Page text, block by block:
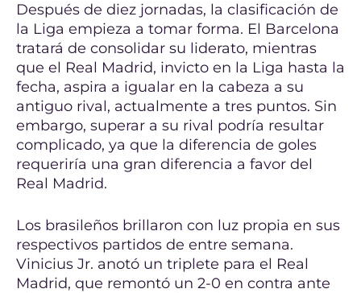
Después de diez jornadas, la clasificación de
la Liga empieza a tomar forma. El Barcelona
tratará de consolidar su liderato, mientras
que el Real Madrid, invicto en la Liga hasta la
fecha, aspira a igualar en la cabeza a su
antiguo rival, actualmente a tres puntos. Sin
embargo, superar a su rival podría resultar
complicado, ya que la diferencia de goles
requeriría una gran diferencia a favor del
Real Madrid.
Los brasileños brillaron con luz propia en sus
respectivos partidos de entre semana.
Vinicius Jr. anotó un triplete para el Real
Madrid, que remontó un 2-0 en contra ante